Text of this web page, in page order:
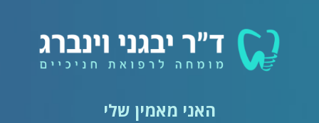
האני מאמין שלי